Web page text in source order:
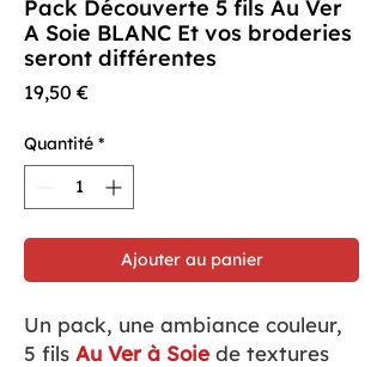
Pack Découverte 5 fils Au Ver
A Soie BLANC Et vos broderies
seront différentes
19,50 €Prix
Quantité *
Ajouter au panier
Un pack, une ambiance couleur,
5 fils Au Ver à Soie de textures